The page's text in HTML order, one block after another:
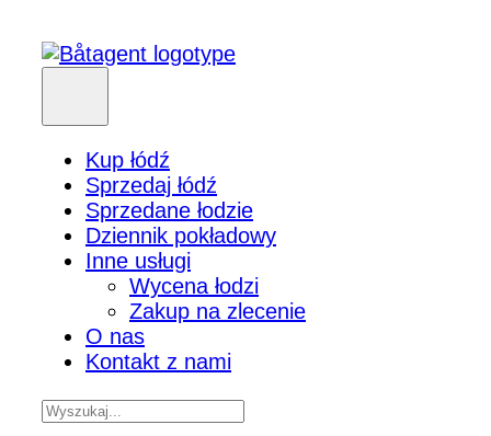
Kup łódź
Sprzedaj łódź
Sprzedane łodzie
Dziennik pokładowy
Inne usługi
Wycena łodzi
Zakup na zlecenie
O nas
Kontakt z nami